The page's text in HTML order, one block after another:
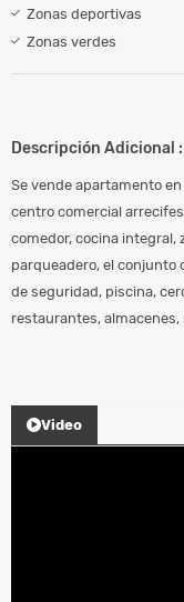
Zonas deportivas
Zonas verdes
Descripción Adicional :
Se vende apartamento
centro comercial
comedor, cocina integral,
parqueadero, el conjunto
de seguridad, piscina,
restaurantes, almacenes,
Video